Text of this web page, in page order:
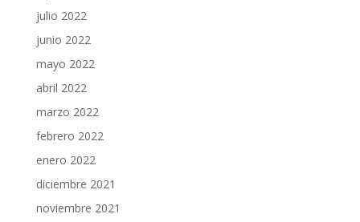
julio 2022
junio 2022
mayo 2022
abril 2022
marzo 2022
febrero 2022
enero 2022
diciembre 2021
noviembre 2021